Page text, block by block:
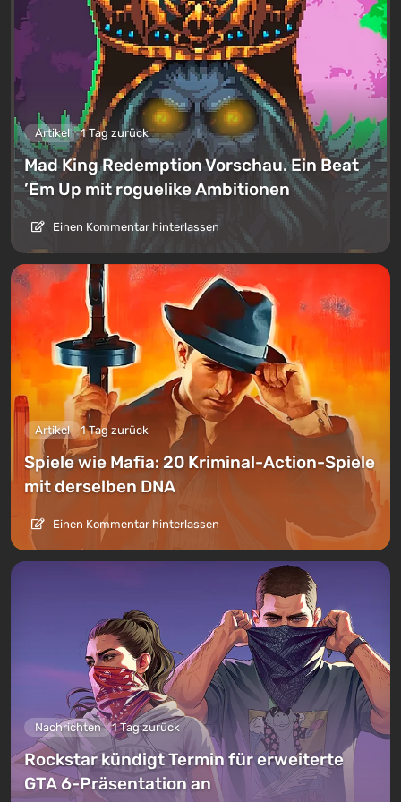
Artikel 1 Tag zurück
Mad King Redemption Vorschau. Ein Beat
’Em Up mit roguelike Ambitionen
Einen Kommentar hinterlassen
Artikel 1 Tag zurück
Spiele wie Mafia: 20 Kriminal-Action-Spiele
mit derselben DNA
Einen Kommentar hinterlassen
Nachrichten 1 Tag zurück
Rockstar kündigt Termin für erweiterte
GTA 6-Präsentation an